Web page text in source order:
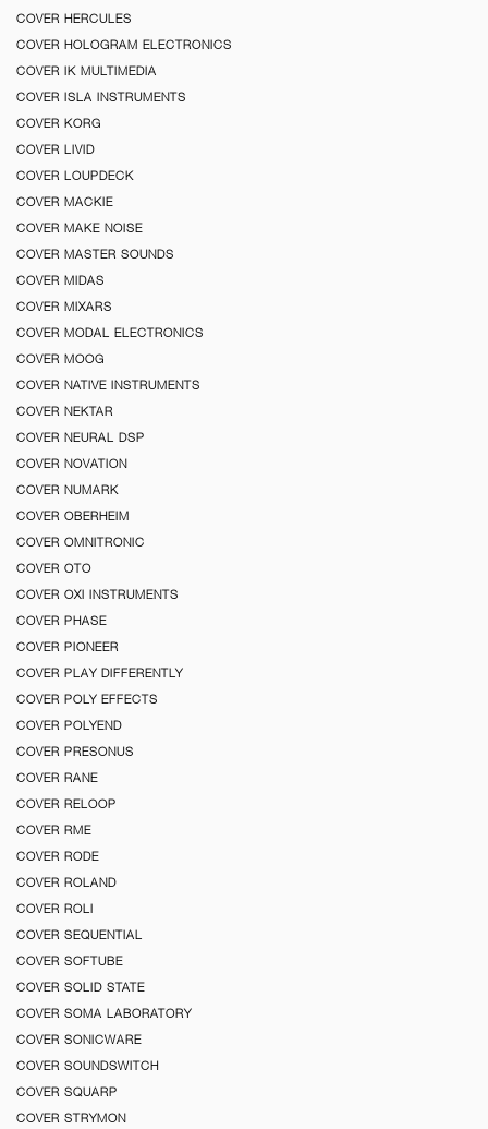
COVER HERCULES
COVER HOLOGRAM ELECTRONICS
COVER IK MULTIMEDIA
COVER ISLA INSTRUMENTS
COVER KORG
COVER LIVID
COVER LOUPDECK
COVER MACKIE
COVER MAKE NOISE
COVER MASTER SOUNDS
COVER MIDAS
COVER MIXARS
COVER MODAL ELECTRONICS
COVER MOOG
COVER NATIVE INSTRUMENTS
COVER NEKTAR
COVER NEURAL DSP
COVER NOVATION
COVER NUMARK
COVER OBERHEIM
COVER OMNITRONIC
COVER OTO
COVER OXI INSTRUMENTS
COVER PHASE
COVER PIONEER
COVER PLAY DIFFERENTLY
COVER POLY EFFECTS
COVER POLYEND
COVER PRESONUS
COVER RANE
COVER RELOOP
COVER RME
COVER RODE
COVER ROLAND
COVER ROLI
COVER SEQUENTIAL
COVER SOFTUBE
COVER SOLID STATE
COVER SOMA LABORATORY
COVER SONICWARE
COVER SOUNDSWITCH
COVER SQUARP
COVER STRYMON